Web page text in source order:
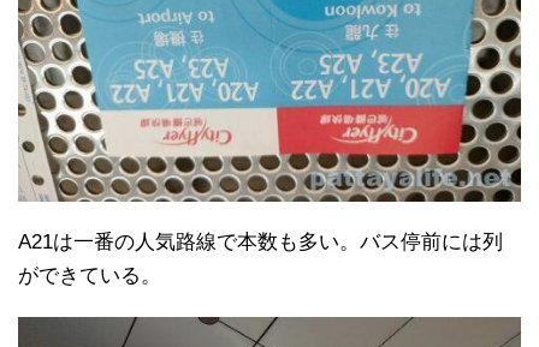
A21は一番の人気路線で本数も多い。バス停前には列
ができている。